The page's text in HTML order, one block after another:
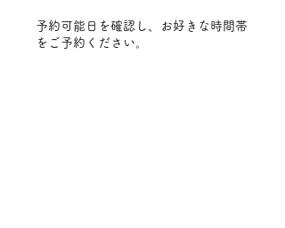
予約可能日を確認し、お好きな時間帯
をご予約ください。